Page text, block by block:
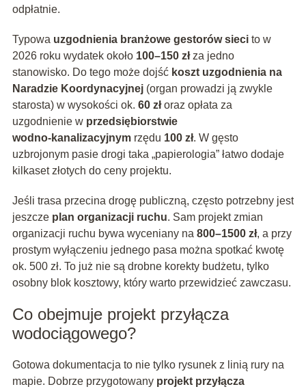
odpłatnie.
Typowa uzgodnienia branżowe gestorów siecito w
2026 roku wydatek około 100–150 złza jedno
stanowisko. Do tego może dojść koszt uzgodnienia na
Naradzie Koordynacyjnej(organ prowadzi ją zwykle
starosta) w wysokości ok. 60 złoraz opłata za
uzgodnienie w przedsiębiorstwie
wodno‑kanalizacyjnymrzędu 100 zł. W gęsto
uzbrojonym pasie drogi taka „papierologia” łatwo dodaje
kilkaset złotych do ceny projektu.
Jeśli trasa przecina drogę publiczną, często potrzebny jest
jeszcze plan organizacji ruchu. Sam projekt zmian
organizacji ruchu bywa wyceniany na 800–1500 zł, a przy
prostym wyłączeniu jednego pasa można spotkać kwotę
ok. 500 zł. To już nie są drobne korekty budżetu, tylko
osobny blok kosztowy, który warto przewidzieć zawczasu.
Co obejmuje projekt przyłącza
wodociągowego?
Gotowa dokumentacja to nie tylko rysunek z linią rury na
mapie. Dobrze przygotowany projekt przyłącza